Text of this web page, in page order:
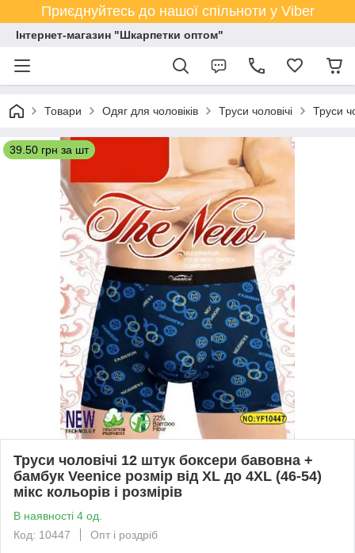
Приєднуйтесь до нашої спільноти у Viber
Інтернет-магазин "Шкарпетки оптом"
Товари Одяг для чоловіків Труси чоловічі Труси
39.50 грн за шт
Труси чоловічі 12 штук боксери бавовна +
бамбук Veenice розмір від XL до 4XL (46-54)
мікс кольорів і розмірів
В наявності 4 од.
Код: 10447
Опт і роздріб